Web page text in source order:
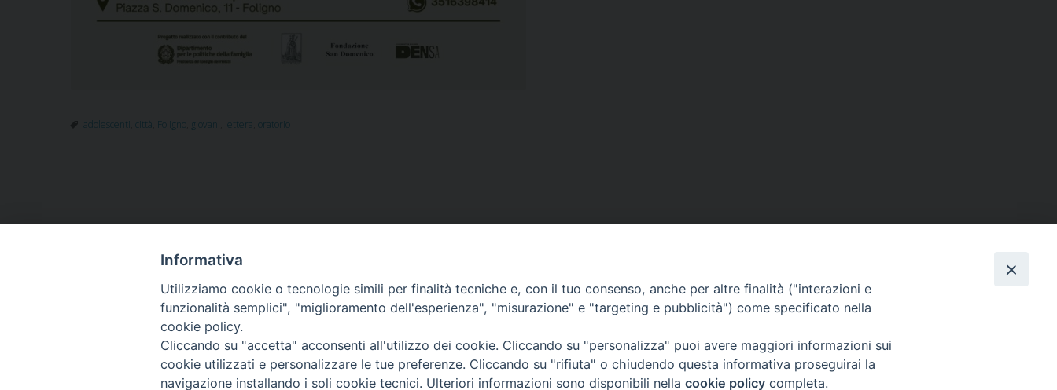
adolescenti città Foligno giovani lettera oratorio
VESCOVO ORARI MESSE CURIA VESCOVILE TUTELA MINORI UFFICI PASTORALI PERSONE VITA CONSACRATA
Copyright © 2018 Diocesi di Foligno /Curia . Piazza Mons. Faloci 3 - 06034 FOLIGNO [PG]
tel. 0742 350473 fax 0742 349021 email: info@diocesidifoligno.it . pec: diocesidifoligno@pec.it
Informativa
Utilizziamo cookie o tecnologie simili per finalità tecniche e, con il tuo consenso, anche per altre finalità ("interazioni e
funzionalità semplici", "miglioramento dell'esperienza", "misurazione" e "targeting e pubblicità") come specificato nella
cookie policy.
Cliccando su "accetta" acconsenti all'utilizzo dei cookie. Cliccando su "personalizza" puoi avere maggiori informazioni sui
cookie utilizzati e personalizzare le tue preferenze. Cliccando su "rifiuta" o chiudendo questa informativa proseguirai la
navigazione installando i soli cookie tecnici. Ulteriori informazioni sono disponibili nella cookie policy completa.